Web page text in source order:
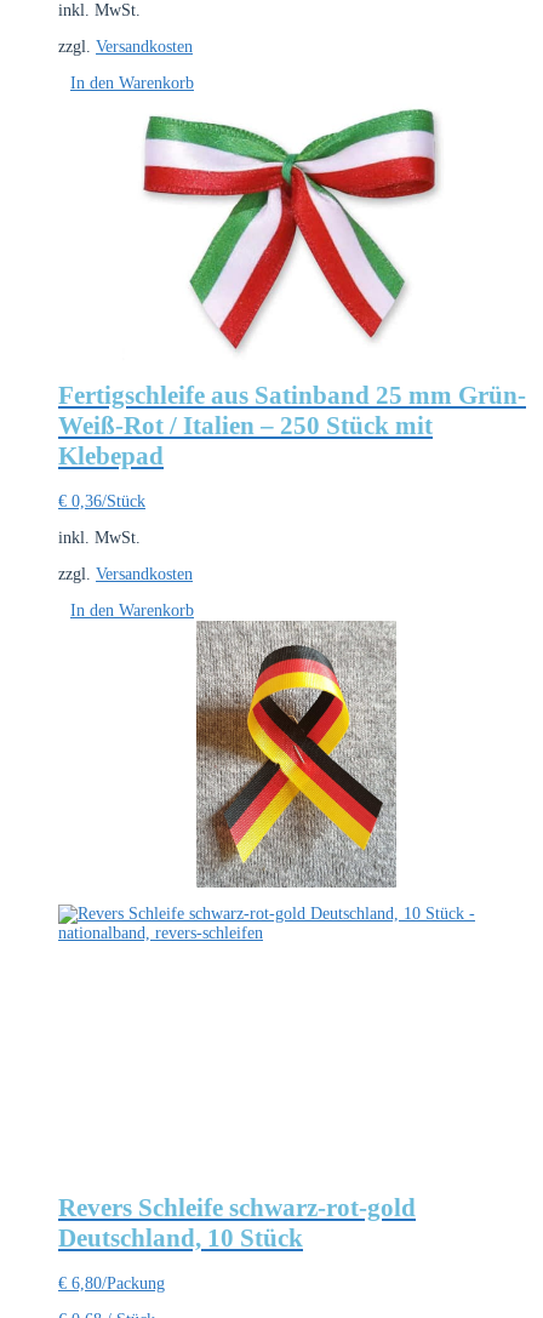
inkl. MwSt.
zzgl. Versandkosten
In den Warenkorb
Fertigschleife aus Satinband 25 mm Grün-
Weiß-Rot / Italien – 250 Stück mit
Klebepad
€ 0,36/Stück
inkl. MwSt.
zzgl. Versandkosten
In den Warenkorb
Revers Schleife schwarz-rot-gold
Deutschland, 10 Stück
€ 6,80/Packung